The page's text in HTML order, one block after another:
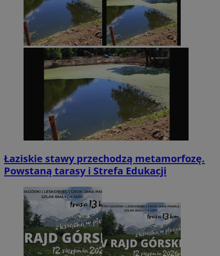
Łaziskie stawy przechodzą metamorfozę.
Powstaną tarasy i Strefa Edukacji